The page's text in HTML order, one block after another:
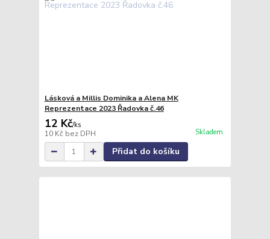
Lásková a Millis Dominika a Alena MK
Reprezentace 2023 Řadovka č.46
12 Kč/ks
10 Kč bez DPH Skladem
Přidat do košíku